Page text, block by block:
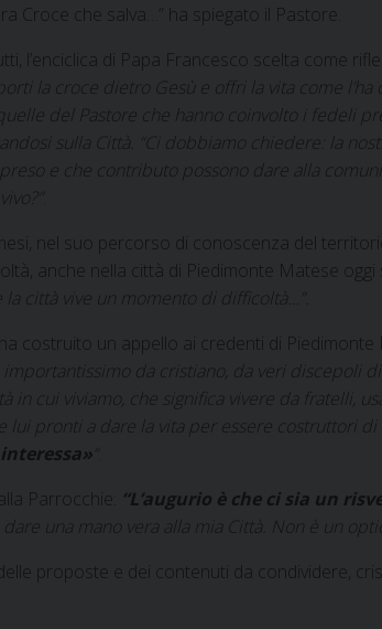
Croce che salva…” ha spiegato il Pastore.
l’enciclica di Papa Francesco scelta come
la croce dietro Gesù e offri la vita come
del Pastore che hanno coinvolto i fedeli
sulla Città.
“Ci dobbiamo chiedere: la
e che contributo possono dare alla
nel suo percorso di conoscenza del
anche nella città di Piedimonte Matese oggi
città vive un momento di difficoltà…”.
costruito un appello ai credenti di Piedimonte
da cristiano, da veri discepoli
in cui viviamo, che significa vivere da fratelli,
lui pronti a dare la vita per essere costruttori di
Parrocchie:
“L’augurio è che ci sia un
una mano vera alla mia Città. Non è un
proposte e dei contenuti da condividere,